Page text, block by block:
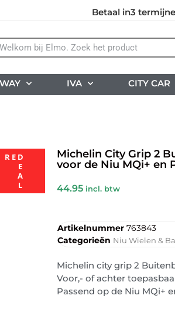
Betaal in3
IVA CITY CAR
R E D
E
A
L
Michelin City Grip 2
voor de Niu MQi+ en
44.95 incl. btw
Artikelnummer 763843
Categorieën Niu Wielen &
Michelin city grip 2
Voor,- of achter
Passend op de Niu MQi+